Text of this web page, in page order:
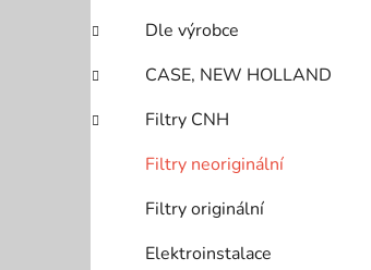
Dle výrobce
CASE, NEW HOLLAND
Filtry CNH
Filtry neoriginální
Filtry originální
Elektroinstalace